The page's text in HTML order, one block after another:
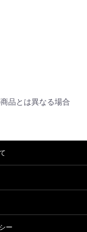
品とは異なる場合
ー